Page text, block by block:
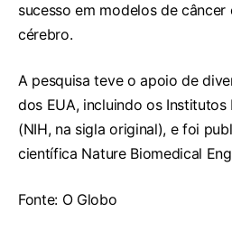
sucesso em modelos de câncer
cérebro.
A pesquisa teve o apoio de
dos EUA, incluindo os Institutos
(NIH, na sigla original), e foi
científica Nature Biomedical
Fonte: O Globo